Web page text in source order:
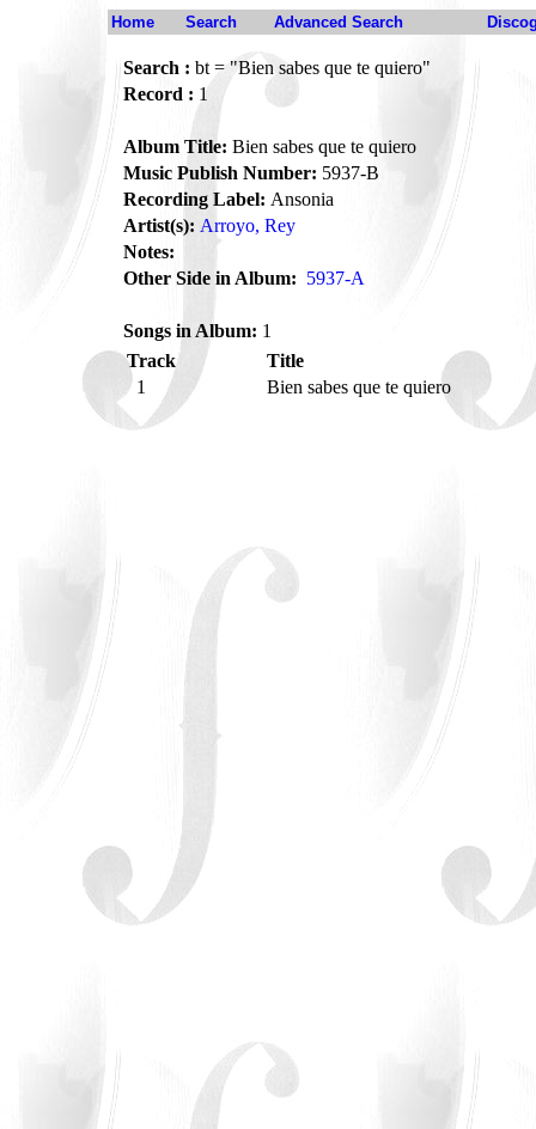
Home Search Advanced Search
Search : bt = "Bien sabes que te quiero"
Record : 1
Album Title: Bien sabes que te quiero
Music Publish Number: 5937-B
Recording Label: Ansonia
Artist(s): Arroyo, Rey
Notes:
Other Side in Album: 5937-A
Songs in Album: 1
Track
Title
1
Bien sabes que te quiero